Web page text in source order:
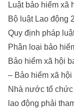
Luật bảo hiểm xã
Bộ luật Lao động
Quy định pháp
Phân loại bảo
Bảo hiểm xã hội
– Bảo hiểm xã
Nhà nước tổ
lao động phải